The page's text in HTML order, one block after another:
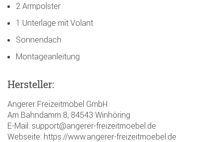
2 Armpolster
1 Unterlage mit Volant
Sonnendach
Montageanleitung
Hersteller:
Angerer Freizeitmöbel GmbH
Am Bahndamm 8, 84543 Winhöring
E-Mail: support@angerer-freizeitmoebel.de
Webseite: https://www.angerer-freizeitmoebel.de